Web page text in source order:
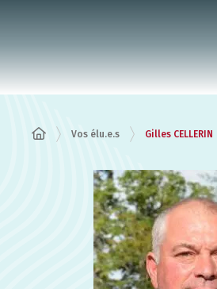
Vos élu.e.s Gilles CELLERIN